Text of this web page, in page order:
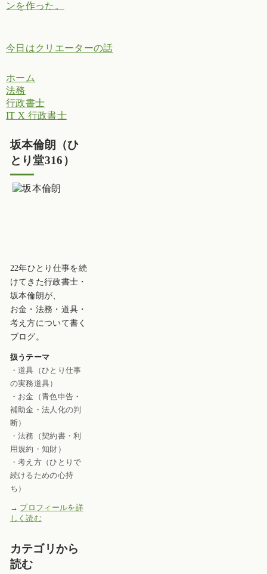
ンを作った。
今日はクリエーターの話
ホーム
法務
行政書士
IT X 行政書士
坂本倫朗（ひ
とり堂316）
22年ひとり仕事を続
けてきた行政書士・
坂本倫朗が、
お金・法務・道具・
考え方について書く
ブログ。
扱うテーマ
・道具（ひとり仕事
の実務道具）
・お金（青色申告・
補助金・法人化の判
断）
・法務（契約書・利
用規約・知財）
・考え方（ひとりで
続けるための心持
ち）
→ プロフィールを詳
しく読む
カテゴリから
読む